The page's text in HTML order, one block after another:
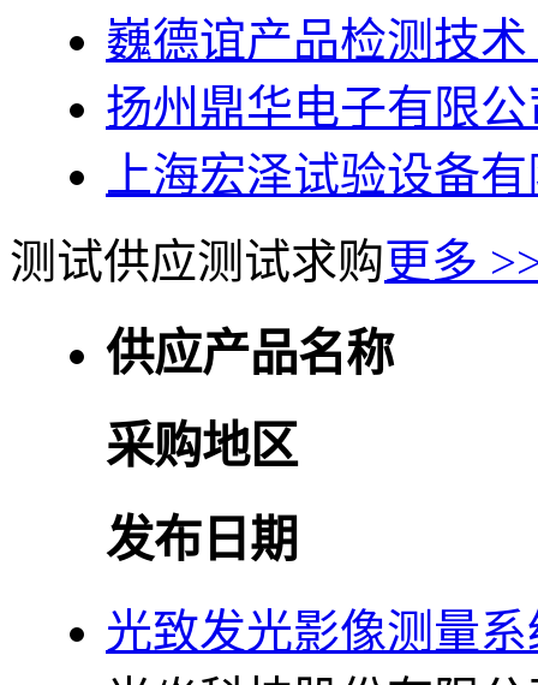
巍德谊产品检测技
扬州鼎华电子有限公
上海宏泽试验设备
测试供应测试求购更多
供应产品名称
采购地区
发布日期
光致发光影像测量